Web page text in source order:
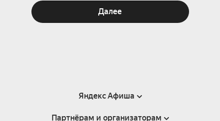
Далее
Яндекс Афиша
Справка
Партнёрам и организаторам